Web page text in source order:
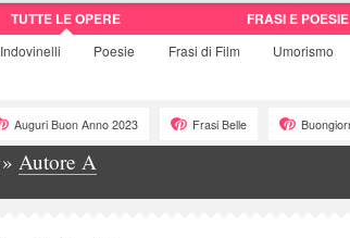
TUTTE LE OPERE FRASI E
Indovinelli Poesie Frasi di Film Umorismo
Auguri Buon Anno 2023 Frasi Belle
» Autore A